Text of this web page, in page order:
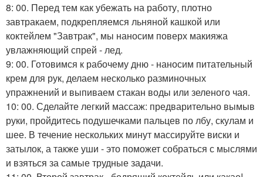
8: 00. Перед тем как убежать на работу, плотно
завтракаем, подкрепляемся льняной кашкой или
коктейлем "Завтрак", мы наносим поверх макияжа
увлажняющий спрей - лед.
9: 00. Готовимся к рабочему дню - наносим питательный
крем для рук, делаем несколько разминочных
упражнений и выпиваем стакан воды или зеленого чая.
10: 00. Сделайте легкий массаж: предварительно вымыв
руки, пройдитесь подушечками пальцев по лбу, скулам и
шее. В течение нескольких минут массируйте виски и
затылок, а также уши - это поможет собраться с мыслями
и взяться за самые трудные задачи.